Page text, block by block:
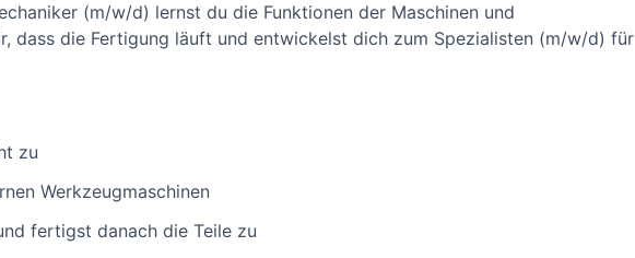
(m/w/d) lernst du die Funktionen der Maschinen und
dass die Fertigung läuft und entwickelst dich zum Spezialisten (m/w/d) für
zu
Werkzeugmaschinen
fertigst danach die Teile zu